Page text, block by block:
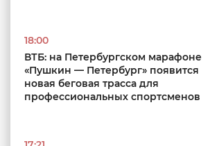
18:00
ВТБ: на Петербургском марафоне
«Пушкин — Петербург» появится
новая беговая трасса для
профессиональных спортсменов